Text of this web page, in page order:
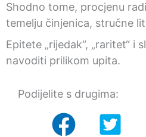
Shodno tome, procjenu
temelju činjenica, stručne
Epitete „rijedak“, „raritet“ i
navoditi prilikom upita.
Podijelite s drugima: